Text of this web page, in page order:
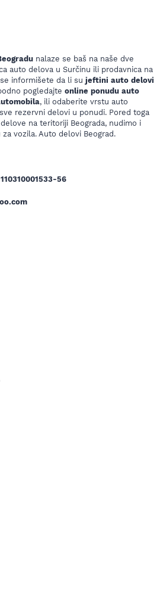
nalaze se baš na naše dve
auto delova u Surčinu ili prodavnica na
informišete da li su jeftini auto delovi
pogledajte online ponudu auto
, ili odaberite vrstu auto
rezervni delovi u ponudi. Pored toga
na teritoriji Beograda, nudimo i
vozila. Auto delovi Beograd.
56